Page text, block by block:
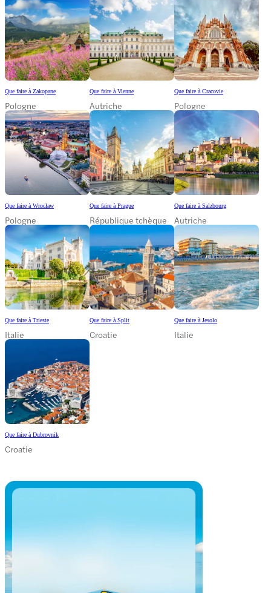
Que faire à Zakopane
Pologne
Que faire à Vienne
Autriche
Que faire à Cracovie
Pologne
Que faire à Wrocław
Pologne
Que faire à Prague
République tchèque
Que faire à Salzbourg
Autriche
Que faire à Trieste
Italie
Que faire à Split
Croatie
Que faire à Jesolo
Italie
Que faire à Dubrovnik
Croatie